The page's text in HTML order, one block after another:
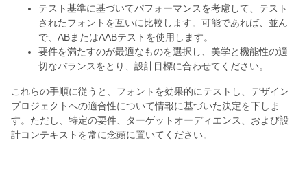
テスト基準に基づいてパフォーマンスを考慮して、テスト
されたフォントを互いに比較します。可能であれば、並ん
で、ABまたはAABテストを使用します。
要件を満たすのが最適なものを選択し、美学と機能性の適
切なバランスをとり、設計目標に合わせてください。
これらの手順に従うと、フォントを効果的にテストし、デザイン
プロジェクトへの適合性について情報に基づいた決定を下しま
す。ただし、特定の要件、ターゲットオーディエンス、および設
計コンテキストを常に念頭に置いてください。